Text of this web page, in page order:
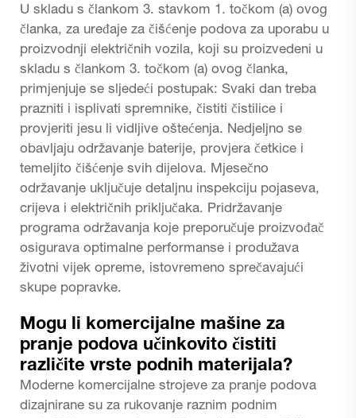
U skladu s člankom 3. stavkom 1. točkom (a) ovog
članka, za uređaje za čišćenje podova za uporabu u
proizvodnji električnih vozila, koji su proizvedeni u
skladu s člankom 3. točkom (a) ovog članka,
primjenjuje se sljedeći postupak: Svaki dan treba
prazniti i isplivati spremnike, čistiti čistilice i
provjeriti jesu li vidljive oštećenja. Nedjeljno se
obavljaju održavanje baterije, provjera četkice i
temeljito čišćenje svih dijelova. Mjesečno
održavanje uključuje detaljnu inspekciju pojaseva,
crijeva i električnih priključaka. Pridržavanje
programa održavanja koje preporučuje proizvođač
osigurava optimalne performanse i produžava
životni vijek opreme, istovremeno sprečavajući
skupe popravke.
Mogu li komercijalne mašine za
pranje podova učinkovito čistiti
različite vrste podnih materijala?
Moderne komercijalne strojeve za pranje podova
dizajnirane su za rukovanje raznim podnim